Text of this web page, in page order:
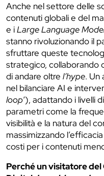
Anche nel settore delle
contenuti globali e del
e iLarge Language
stanno rivoluzionando il
sfruttare queste
strategico, collaborando
di andare oltre l’hype. Un
nel bilanciare AI e
loop‘), adattando i livelli
parametri come la
visibilità e la natura del
massimizzando
costi per i contenuti
Perché un visitatore